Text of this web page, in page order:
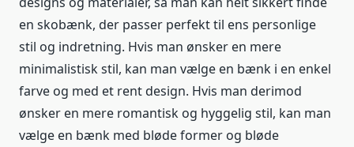
en skobænk, der passer perfekt til ens personlige
stil og indretning. Hvis man ønsker en mere
minimalistisk stil, kan man vælge en bænk i en enkel
farve og med et rent design. Hvis man derimod
ønsker en mere romantisk og hyggelig stil, kan man
vælge en bænk med bløde former og bløde